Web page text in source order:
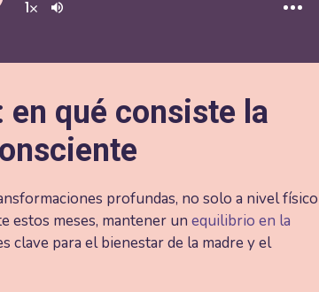
qué consiste la
profundas, no solo a nivel físico
estos meses, mantener unequilibrio en la
clave para el bienestar de la madre y el